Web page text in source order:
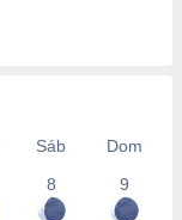
Sáb
Dom
8 9